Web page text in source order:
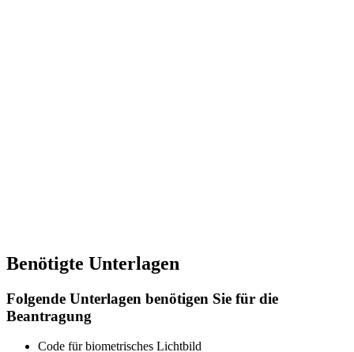
Benötigte Unterlagen
Folgende Unterlagen benötigen Sie für die
Beantragung
Code für biometrisches Lichtbild